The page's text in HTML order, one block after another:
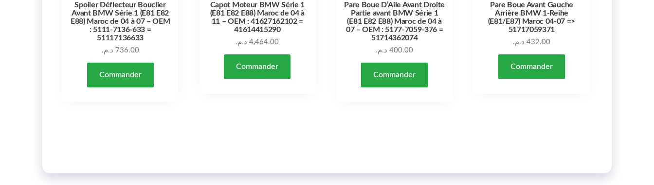
Spoiler Déflecteur Bouclier
Avant BMW Série 1 (E81 E82
E88) Maroc de 04 à 07 – OEM
: 5111-7136-633 =
51117136633
736.00 د.م.
Commander
Capot Moteur BMW Série 1
(E81 E82 E88) Maroc de 04 à
11 – OEM : 41627162102 =
41614415290
4,464.00 د.م.
Commander
Pare Boue D’Aile Avant Droite
Partie avant BMW Série 1
(E81 E82 E88) Maroc de 04 à
07 – OEM : 5177-7059-376 =
51714362074
400.00 د.م.
Commander
Pare Boue Avant Gauche
Arrière BMW 1-Reihe
(E81/E87) Maroc 04-07 =>
51717059371
432.00 د.م.
Commander